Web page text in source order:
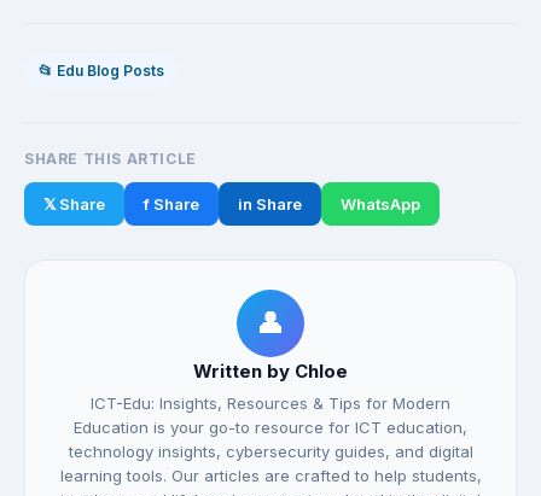
📂 Edu Blog Posts
SHARE THIS ARTICLE
𝕏 Share f Share in Share WhatsApp
👤
Written by Chloe
ICT-Edu: Insights, Resources & Tips for Modern
Education is your go-to resource for ICT education,
technology insights, cybersecurity guides, and digital
learning tools. Our articles are crafted to help students,